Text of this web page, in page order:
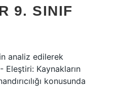
9. SINIF
analiz edilerek
Eleştiri: Kaynakların
konusunda